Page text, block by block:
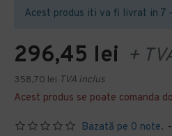
Acest produs iti va fi livrat in 7
Bazată pe 0 note. -
296,45 lei +
358,70 lei TVA inclus
Acest produs se poate comanda